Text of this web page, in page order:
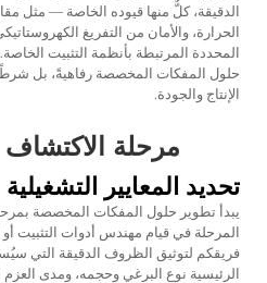
الدقيقة، كلٌّ منها قيوده الخاصة — مثل
المحددة المرتبطة بأنظمة التثبيت
حلول المفكات المخصصة رفاهيةً، بل شرطًا
الإنتاج والجودة.
مرحلة الاكتشاف
تحديد المعايير التشغيلية
يبدأ تطوير حلول المفكات المخصصة
المرحلة في قيام مهندس أدوات التثبيت
فريقكم لتوثيق الظروف الدقيقة التي
الرئيسية نوع البرغي وحجمه، ومدى العزم